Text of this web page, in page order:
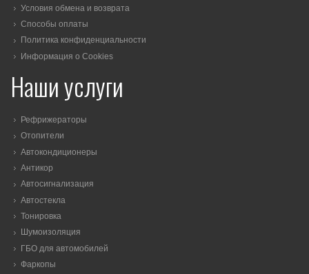
Условия обмена и возврата
Способы оплаты
Политика конфиденциальности
Информация о Cookies
Наши услуги
Рефрижераторы
Отопители
Автокондиционеры
Антикор
Автосигнализация
Автостекла
Тонировка
Шумоизоляция
ГБО для автомобилей
Фаркопы